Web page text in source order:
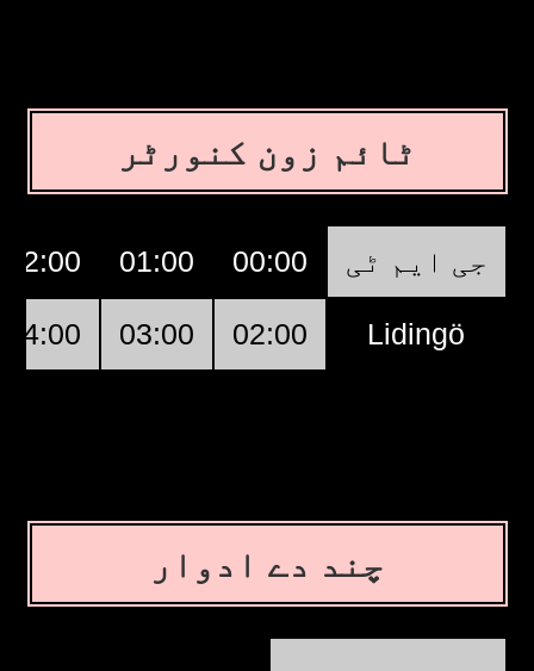
ٹائم زون کنورٹر
جی ایم ٹی 00:00
01:00
02:00
Lidingö
02:00
03:00
04:00
چند دے ادوار